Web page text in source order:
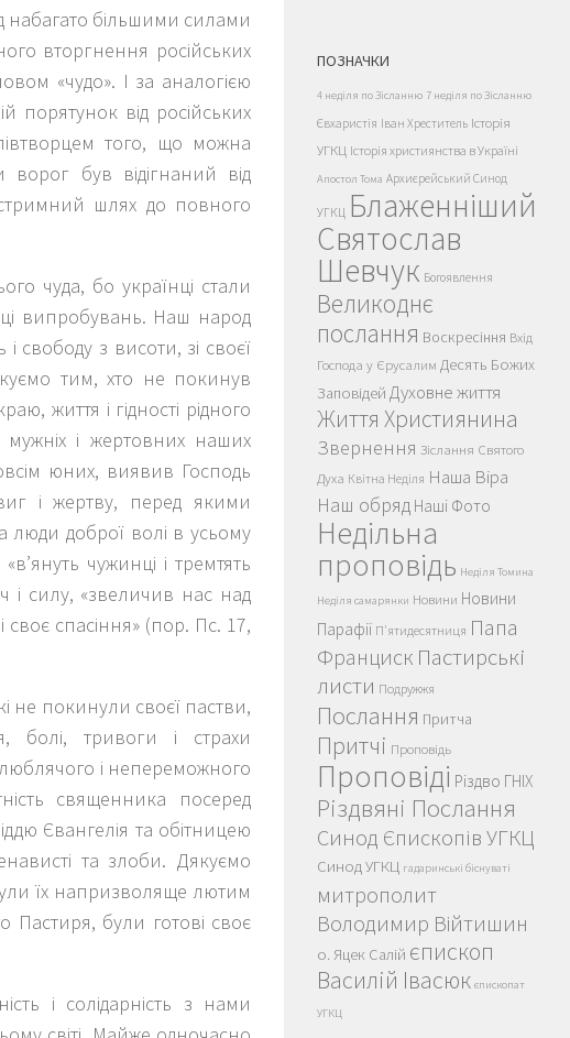
набагато більшими силами
вторгнення російських
«чудо». І за аналогією
порятунок від російських
того, що можна
ворог був відігнаний від
шлях до повного
чуда, бо українці стали
випробувань. Наш народ
свободу з висоти, зі своєї
тим, хто не покинув
життя і гідності рідного
і жертовних наших
юних, виявив Господь
і жертву, перед якими
люди доброї волі в усьому
чужинці і тремтять
і силу, «звеличив нас над
спасіння» (пор. Пс. 17,
не покинули своєї пастви,
болі, тривоги і страхи
і непереможного
священника посеред
Євангелія та обітницею
та злоби. Дякуємо
їх напризволяще лютим
були готові своє
і солідарність з нами
ПОЗНАЧКИ
4 неділя по Зісланню 7 неділя по Зісланню
Євхаристія Іван Хреститель Історія
УГКЦ Історія християнства в Україні
Апостол Тома Архиєрейський Синод
УГКЦ Блаженніший
Святослав
Шевчук Богоявлення
Великоднє
послання Воскресіння Вхід
Господа у Єрусалим Десять Божих
Заповідей Духовне життя
Життя Християнина
Звернення Зіслання Святого
Духа Квітна Неділя Наша Віра
Наш обряд Наші Фото
Недільна
проповідь Неділя Томина
Неділя самарянки Новини Новини
Парафії П'ятидесятниця Папа
Франциск Пастирські
листи Подружжя
Послання Притча
Притчі Проповідь
Проповіді Різдво ГНІХ
Різдвяні Послання
Синод Єпископів УГКЦ
Синод УГКЦ гадаринські біснуваті
митрополит
Володимир Війтишин
о. Яцек Салій єпископ
Василій Івасюк єпископат
УГКЦ